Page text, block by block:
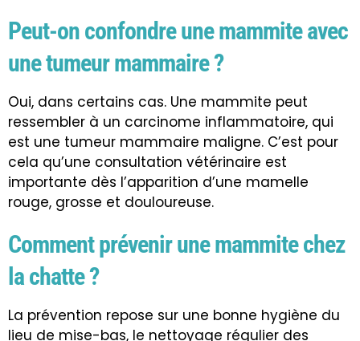
Peut-on confondre une mammite avec
une tumeur mammaire ?
Oui, dans certains cas. Une mammite peut
ressembler à un carcinome inflammatoire, qui
est une tumeur mammaire maligne. C’est pour
cela qu’une consultation vétérinaire est
importante dès l’apparition d’une mamelle
rouge, grosse et douloureuse.
Comment prévenir une mammite chez
la chatte ?
La prévention repose sur une bonne hygiène du
lieu de mise-bas, le nettoyage régulier des